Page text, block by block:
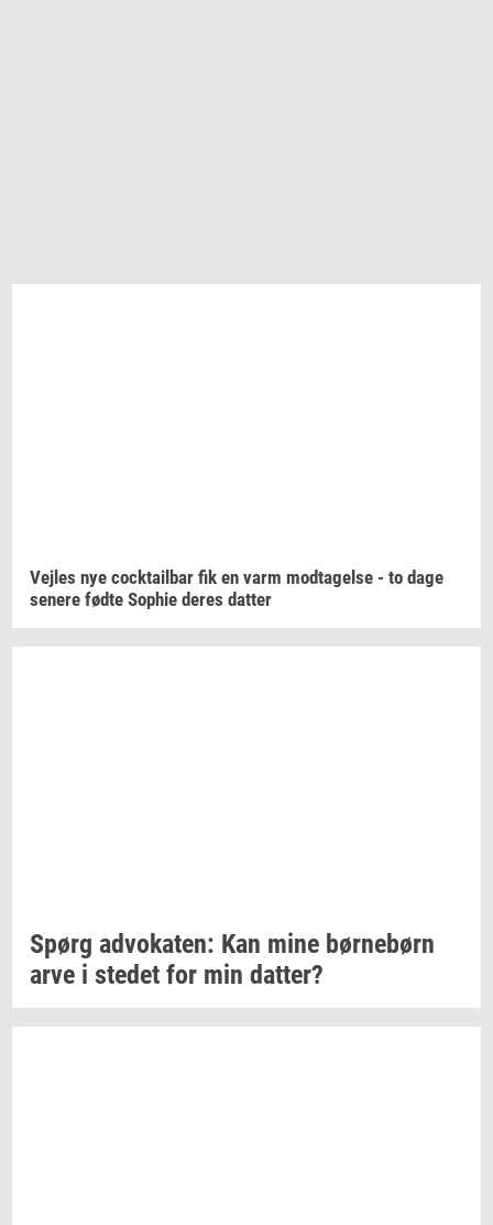
Vej­les nye co­ck­tail­bar fik en varm mod­ta­gel­se - to dage
se­ne­re fødte Sop­hie deres dat­ter
Spørg ad­vo­ka­ten: Kan mine bør­ne­børn
arve i ste­det for min dat­ter?